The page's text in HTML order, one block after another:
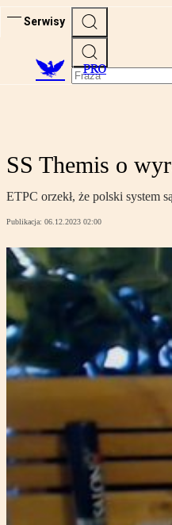
Serwisy
PRO
SS Themis o
ETPC orzekł, że polski system
Publikacja: 06.12.2023 02:00